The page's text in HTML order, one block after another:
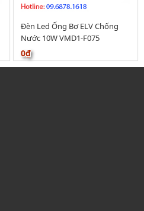
Đèn Led Ống Bơ ELV Chống
Nước 10W VMD1-F075
0₫